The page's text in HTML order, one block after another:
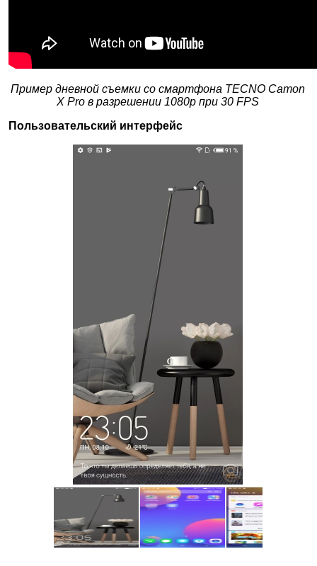
Пример дневной съемки со смартфона TECNO Camon
X Pro в разрешении 1080p при 30 FPS
Пользовательский интерфейс